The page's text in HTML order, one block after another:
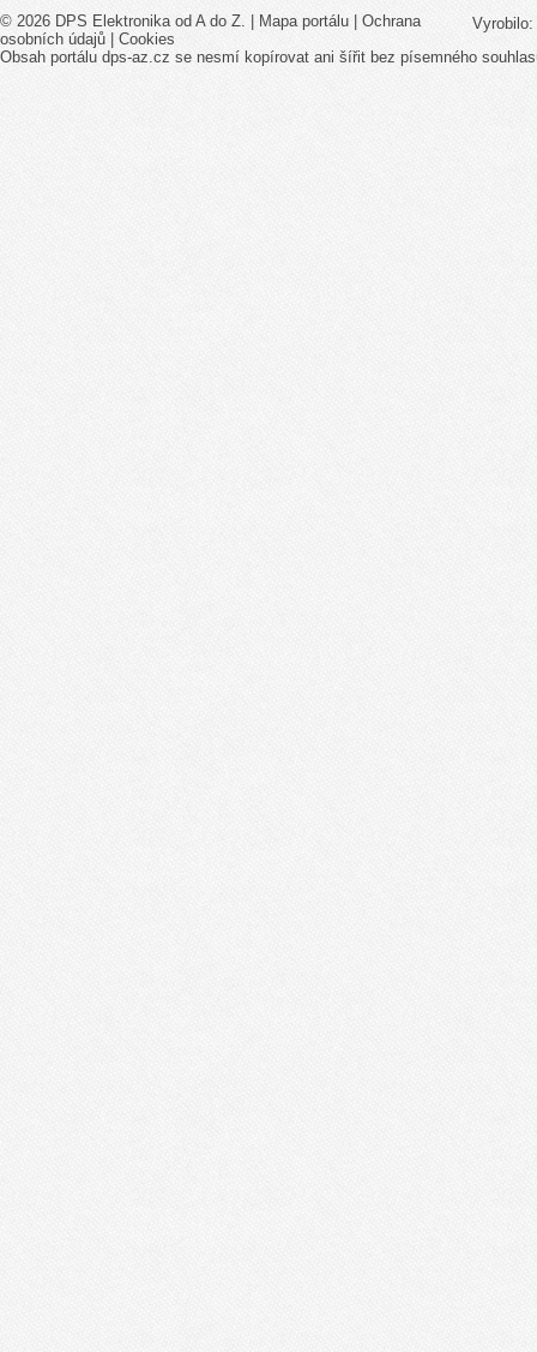
Vyrobilo:
© 2026 DPS Elektronika od A do Z. | Mapa portálu
Ochrana
osobních údajů
Cookies
Obsah portálu dps-az.cz se nesmí kopírovat ani šířit bez písemného